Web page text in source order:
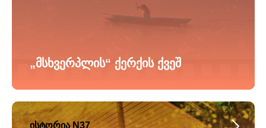
„მსხვერპლის“ ქერქის ქვეშ
ისტორია N37